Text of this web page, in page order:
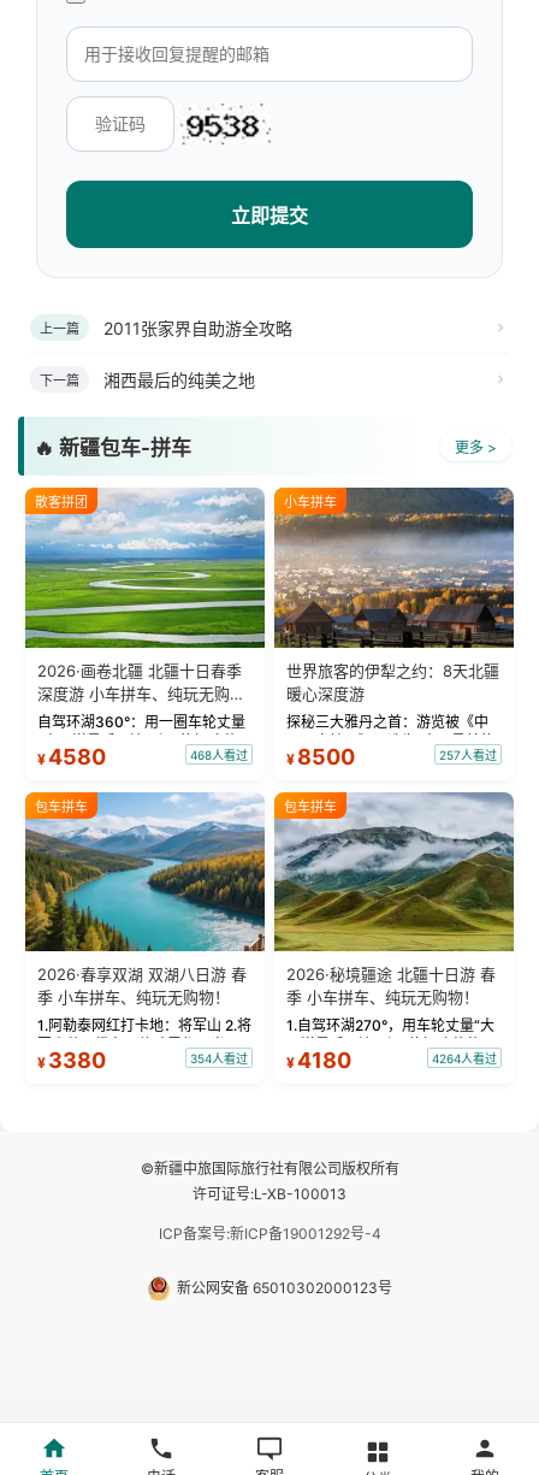
立即提交
上一篇 2011张家界自助游全攻略
下一篇 湘西最后的纯美之地
🔥 新疆包车-拼车 更多 >
散客拼团
2026·画卷北疆 北疆十日春季
深度游 小车拼车、纯玩无购
物！
自驾环湖360°：用一圈车轮丈量
“大西洋最后一滴眼泪”的极致蔚
蓝。 赛湖旅拍：甄选多款风格服
绝美瞬间。 赛湖坦克300跟车视
频：专业摄影师...
¥4580 468人看过
小车拼车
世界旅客的伊犁之约：8天北疆
暖心深度游
探秘三大雅丹之首：游览被《中
国国家地理》评选为“中国最美的
三大雅丹”第一名的克拉玛依魔鬼
瓦人最大村落——禾木村，欣赏
晨雾与小木...
¥ 8500 257人看过
包车拼车
2026·春享双湖 双湖八日游 春
季 小车拼车、纯玩无购物！
1.阿勒泰网红打卡地：将军山 2.将
军山落日缆车，体验雪都风光 3.
将军山，夕阳派对，蹦迪party 4.
¥ 3380 354人看过
包车拼车
2026·秘境疆途 北疆十日游 春
季 小车拼车、纯玩无购物！
1.自驾环湖270°，用车轮丈量“大
西洋最后一滴眼泪”的极致蔚蓝，
让雪山、花海与深邃湖水在转弯
¥4180 4264人看过
©新疆中旅国际旅行社有限公司版权所有
许可证号:L-XB-100013
ICP备案号:新ICP备19001292号-4
新公网安备 65010302000123号